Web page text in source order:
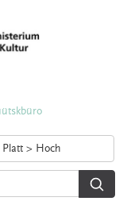
Platt > Hoch